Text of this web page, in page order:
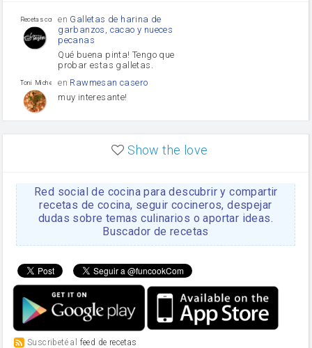
Recetas con sazon
en Galletas de harina de
garbanzos, cacao y nueces
pecanas
Qué buena pinta! Tengo que
probar estas galletas.
Toni Michel Caubet
en Rawmesan casero
muy interesante!
enLasaña casera fácil y
HOJALDROSA TV
enGachas de la abuela
Rosa
https://youtu.be/Mz69gcVO3sI
Rosa enReceta Del Bizcocho
Disculpa. En la foto aparece
el bizcocho de xoco y en el
apartado de los ingredientes
te has olvidado de poner la
cantidad q se debería de
poner. Gracias. Rosa
Rosa en 6 Magdalenas caseras
Show the love
Red social de cocina para descubrir y compartir
recetas de cocina, seguir cocineros, despejar
dudas sobre temas culinarios o aportar ideas.
Buscador de recetas
Suscribeté al feed de recetas